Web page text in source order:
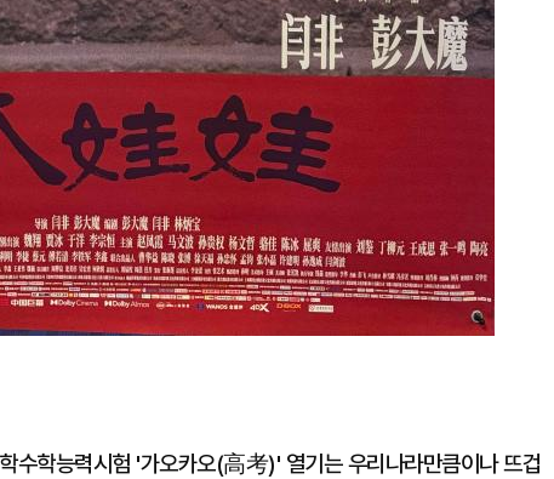
수학능력시험 '가오카오(高考)' 열기는 우리나라만큼이나 뜨겁